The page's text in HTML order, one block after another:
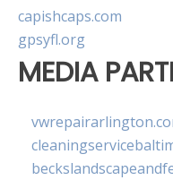
capishcaps.com
gpsyfl.org
MEDIA